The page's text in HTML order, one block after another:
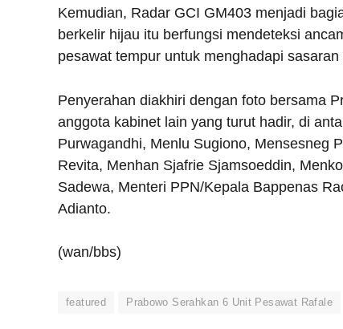
Kemudian, Radar GCI GM403 menjadi
berkelir hijau itu berfungsi mendeteksi
pesawat tempur untuk menghadapi
Penyerahan diakhiri dengan foto bersama
anggota kabinet lain yang turut hadir, di
Purwagandhi, Menlu Sugiono, Mensesneg
Revita, Menhan Sjafrie Sjamsoeddin,
Sadewa, Menteri PPN/Kepala Bappenas
Adianto.
(wan/bbs)
featured Prabowo Serahkan 6 Unit Pesawat Rafale